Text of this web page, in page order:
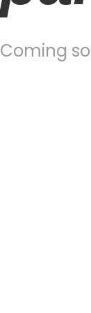
Coming